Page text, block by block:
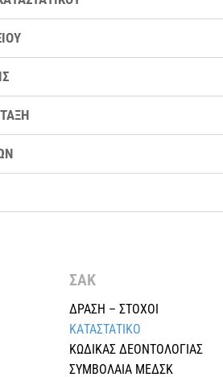
ΣΑΚ
ΔΡΑΣΗ – ΣΤΟΧΟΙ
ΚΑΤΑΣΤΑΤΙΚΟ
ΚΩΔΙΚΑΣ ΔΕΟΝΤΟΛΟΓΙΑΣ
ΣΥΜΒΟΛΑΙΑ ΜΕΔΣΚ